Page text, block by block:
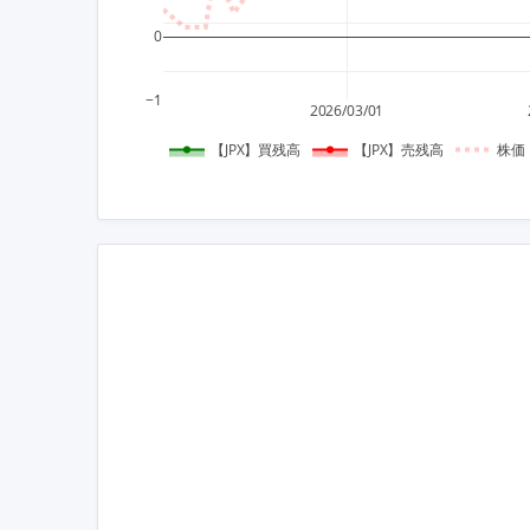
2026/03/01
−1
0
【JPX】買残高 【JPX】売残高 株価